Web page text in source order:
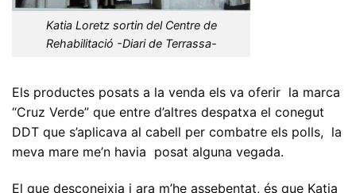
Katia Loretz sortin del Centre de
Rehabilitació -Diari de Terrassa-
Els productes posats a la venda els va oferir la marca
“Cruz Verde” que entre d’altres despatxa el conegut
DDT que s’aplicava al cabell per combatre els polls, la
meva mare me’n havia posat alguna vegada.
El que desconeixia i ara m’he assebentat, és que Katia